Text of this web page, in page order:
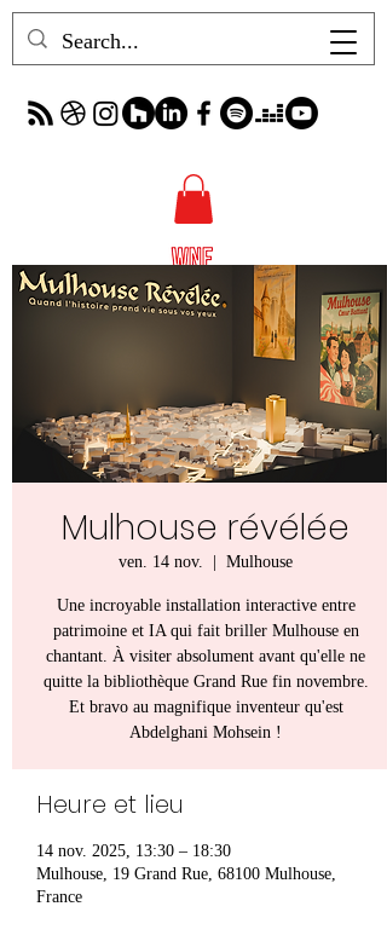
Mulhouse révélée
ven. 14 nov.
  |
Mulhouse
Une incroyable installation interactive entre
patrimoine et IA qui fait briller Mulhouse en
chantant. À visiter absolument avant qu'elle ne
quitte la bibliothèque Grand Rue fin novembre.
Et bravo au magnifique inventeur qu'est
Abdelghani Mohsein !
Heure et lieu
14 nov. 2025, 13:30 – 18:30
Mulhouse, 19 Grand Rue, 68100 Mulhouse,
France